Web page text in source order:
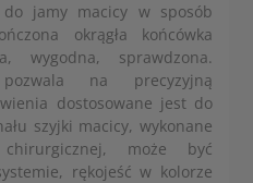
jamy macicy w sposób
okrągła końcówka
wygodna, sprawdzona.
pozwala na precyzyjną
dostosowane jest do
szyjki macicy, wykonane
może być
rękojeść w kolorze